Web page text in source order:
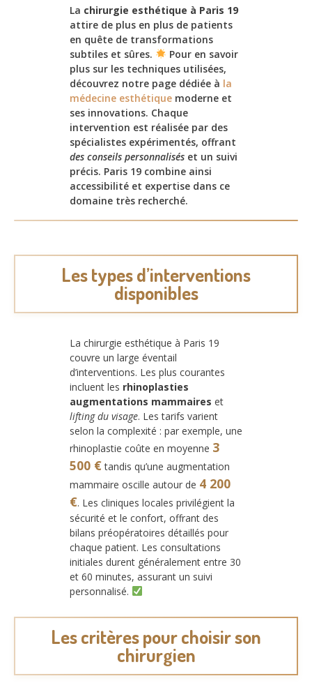
La chirurgie esthétique à Paris 19
attire de plus en plus de patients
en quête de transformations
subtiles et sûres.
Pour en savoir
plus sur les techniques utilisées,
découvrez notre page dédiée à la
médecine esthétique moderne et
ses innovations. Chaque
intervention est réalisée par des
spécialistes expérimentés, offrant
des conseils personnalisés et un suivi
précis. Paris 19 combine ainsi
accessibilité et expertise dans ce
domaine très recherché.
Les types d’interventions
disponibles
La chirurgie esthétique à Paris 19
couvre un large éventail
d’interventions. Les plus courantes
incluent les rhinoplasties
augmentations mammaires et
lifting du visage. Les tarifs varient
selon la complexité : par exemple, une
rhinoplastie coûte en moyenne 3
500 €tandis qu’une augmentation
mammaire oscille autour de 4 200
€. Les cliniques locales privilégient la
sécurité et le confort, offrant des
bilans préopératoires détaillés pour
chaque patient. Les consultations
initiales durent généralement entre 30
et 60 minutes, assurant un suivi
personnalisé.
Les critères pour choisir son
chirurgien